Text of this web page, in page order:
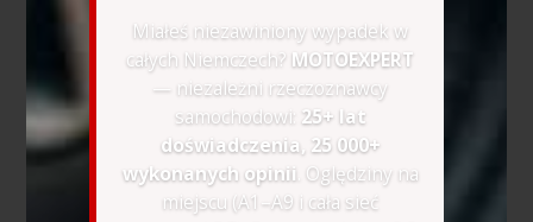
Miałeś niezawiniony wypadek w
całych Niemczech? MOTOEXPERT
— niezależni rzeczoznawcy
samochodowi: 25+ lat
doświadczenia, 25 000+
wykonanych opinii . Oględziny na
miejscu (A1–A9 i cała sieć